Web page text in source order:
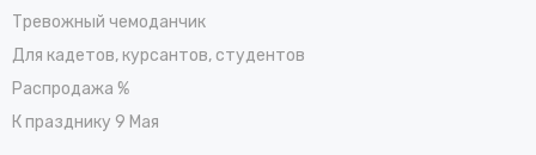
Тревожный чемоданчик
Для кадетов, курсантов, студентов
Распродажа %
К празднику 9 Мая